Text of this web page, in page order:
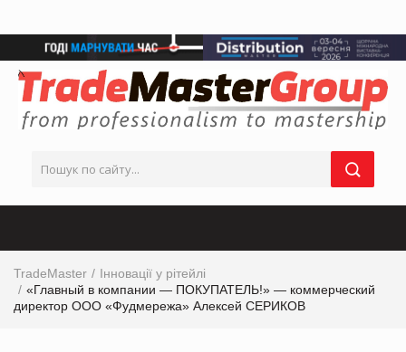
TradeMaster
Інновації у рітейлі
«Главный в компании — ПОКУПАТЕЛЬ!» — коммерческий
директор ООО «Фудмережа» Алексей СЕРИКОВ